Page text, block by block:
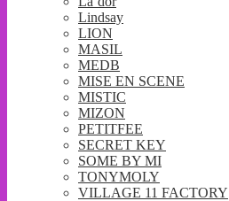
Lindsay
LION
MASIL
MEDB
MISE EN SCENE
MISTIC
MIZON
PETITFEE
SECRET KEY
SOME BY MI
TONYMOLY
VILLAGE 11 FACTORY